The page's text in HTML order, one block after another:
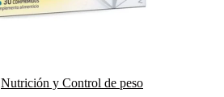
Nutrición y Control de peso